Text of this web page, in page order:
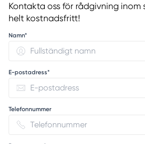
Kontakta oss för rådgivning inom
helt kostnadsfritt!
Namn*
E-postadress*
Telefonnummer